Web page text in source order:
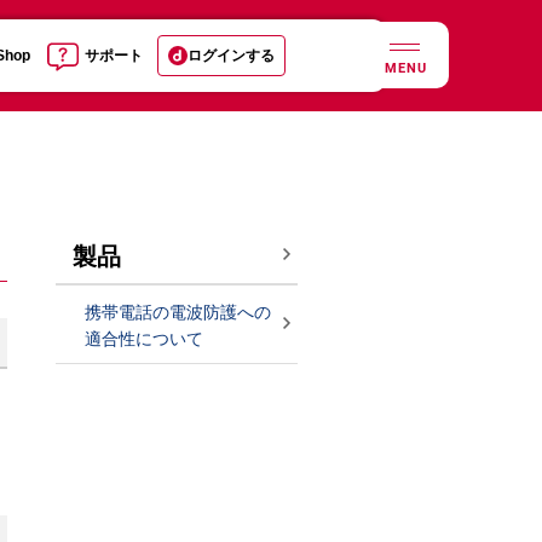
サポート ログインする
MENU
製品
携帯電話の電波防護への
適合性について